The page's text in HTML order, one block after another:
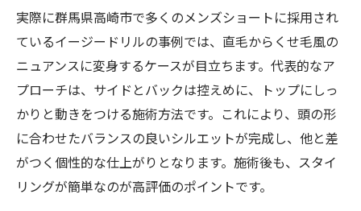
実際に群馬県高崎市で多くのメンズショートに採用され
ているイージードリルの事例では、直毛からくせ毛風の
ニュアンスに変身するケースが目立ちます。代表的なア
プローチは、サイドとバックは控えめに、トップにしっ
かりと動きをつける施術方法です。これにより、頭の形
に合わせたバランスの良いシルエットが完成し、他と差
がつく個性的な仕上がりとなります。施術後も、スタイ
リングが簡単なのが高評価のポイントです。